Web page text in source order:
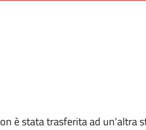
è stata trasferita ad un'altra